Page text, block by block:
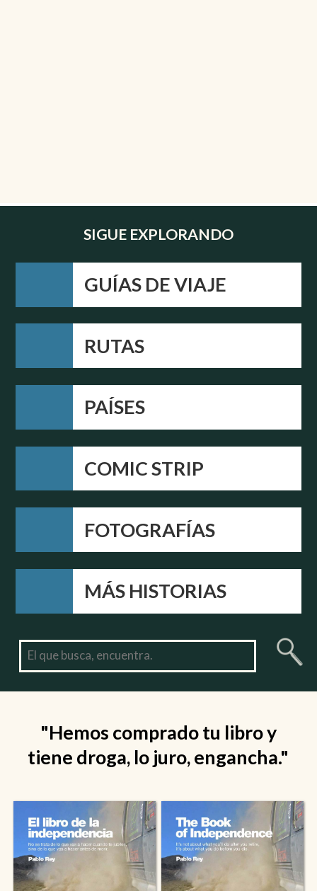
SIGUE EXPLORANDO
GUÍAS DE VIAJE
RUTAS
PAÍSES
COMIC STRIP
FOTOGRAFÍAS
MÁS HISTORIAS
"Hemos comprado tu libro y
tiene droga, lo juro, engancha."